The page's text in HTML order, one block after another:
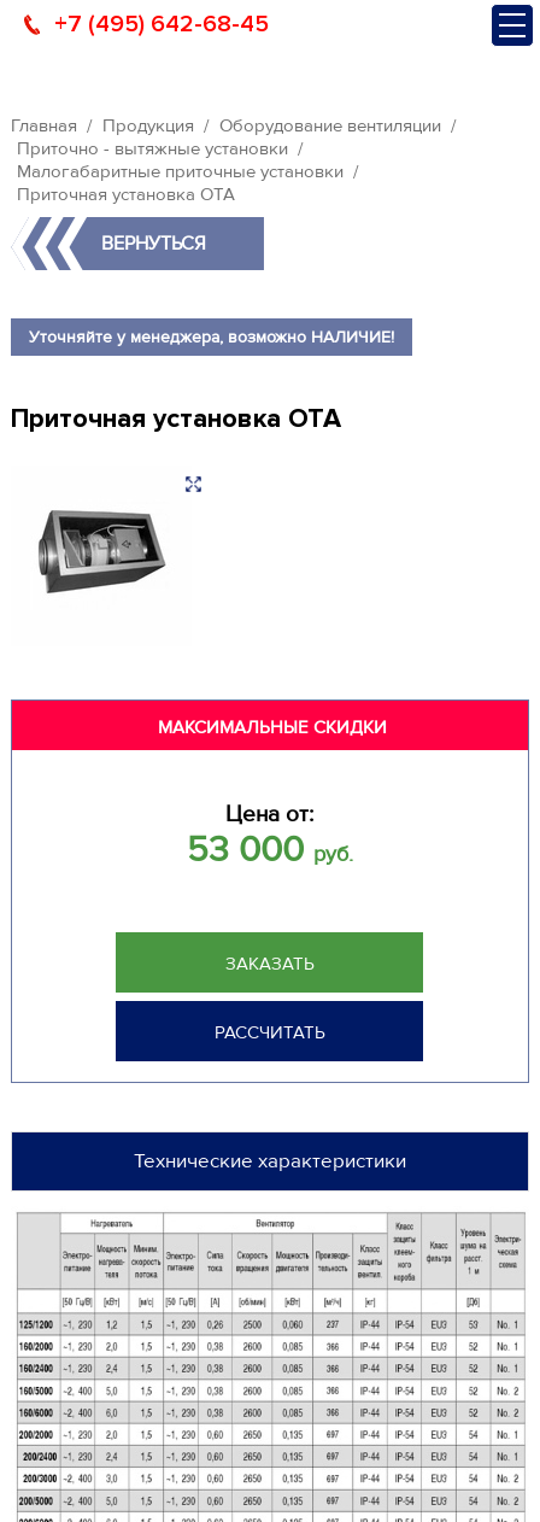
+7 (495) 642-68-45
Главная Продукция
Оборудование вентиляции
Приточно - вытяжные установки
Малогабаритные приточные установки
Приточная установка OTA
ВЕРНУТЬСЯ
Уточняйте у менеджера, возможно НАЛИЧИЕ!
Приточная установка OTA
МАКСИМАЛЬНЫЕ СКИДКИ
Цена от:
53 000 руб.
ЗАКАЗАТЬ
РАССЧИТАТЬ
Технические характеристики